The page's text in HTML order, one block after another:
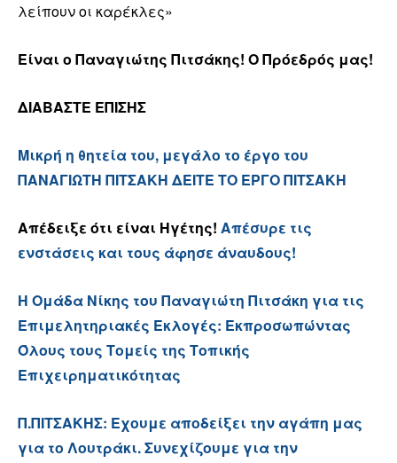
λείπουν οι καρέκλες»
Eίναι ο Παναγιώτης Πιτσάκης! Ο Πρόεδρός μας!
ΔΙΑΒΑΣΤΕ ΕΠΙΣΗΣ
Μικρή η θητεία του, μεγάλο το έργο του
ΠΑΝΑΓΙΩΤΗ ΠΙΤΣΑΚΗ ΔΕΙΤΕ ΤΟ ΕΡΓΟ ΠΙΤΣΑΚΗ
Απέδειξε ότι είναι Ηγέτης! Απέσυρε τις
ενστάσεις και τους άφησε άναυδους!
Η Ομάδα Νίκης του Παναγιώτη Πιτσάκη για τις
Επιμελητηριακές Εκλογές: Εκπροσωπώντας
Όλους τους Τομείς της Τοπικής
Επιχειρηματικότητας
Π.ΠΙΤΣΑΚΗΣ: Εχουμε αποδείξει την αγάπη μας
για το Λουτράκι. Συνεχίζουμε για την